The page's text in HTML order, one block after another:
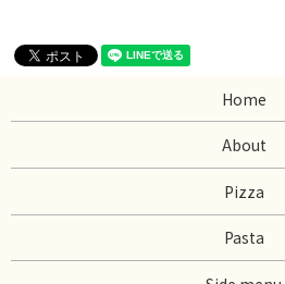
Home
About
Pizza
Pasta